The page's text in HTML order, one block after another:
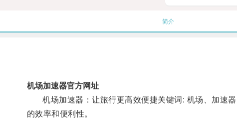
简介
机场加速器官方网址
机场加速器：让旅行更高效便捷关键词: 机场、加速器
的效率和便利性。